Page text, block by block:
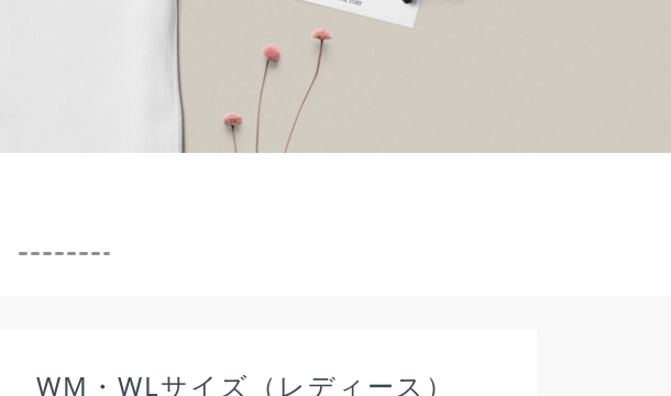
WM・WLサイズ（レディース）